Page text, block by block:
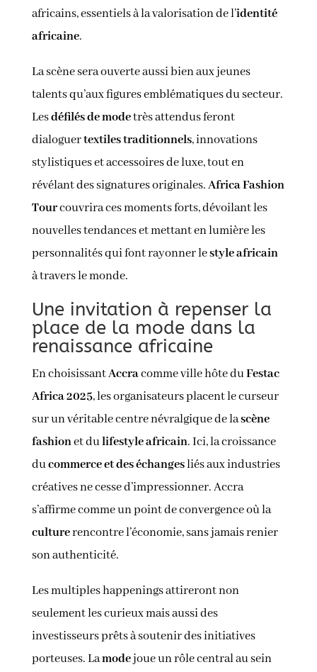
africains, essentiels à la valorisation de l’identité
africaine.
La scène sera ouverte aussi bien aux jeunes
talents qu’aux figures emblématiques du secteur.
Lesdéfilés de modetrès attendus feront
dialoguertextiles traditionnels, innovations
stylistiques et accessoires de luxe, tout en
révélant des signatures originales.Africa Fashion
Tourcouvrira ces moments forts, dévoilant les
nouvelles tendances et mettant en lumière les
personnalités qui font rayonner lestyle africain
à travers le monde.
Une invitation à repenser la
place de la mode dans la
renaissance africaine
En choisissantAccracomme ville hôte duFestac
Africa 2025, les organisateurs placent le curseur
sur un véritable centre névralgique de lascène
fashionet dulifestyle africain. Ici, la croissance
ducommerce et des échangesliés aux industries
créatives ne cesse d’impressionner. Accra
s’affirme comme un point de convergence où la
culturerencontre l’économie, sans jamais renier
son authenticité.
Les multiples happenings attireront non
seulement les curieux mais aussi des
investisseurs prêts à soutenir des initiatives
porteuses. Lamodejoue un rôle central au sein